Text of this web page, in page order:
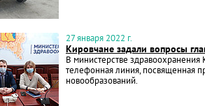
27 января 2022 г.
Кировчане задали вопросы
В министерстве
телефонная линия, посвященная
новообразований.